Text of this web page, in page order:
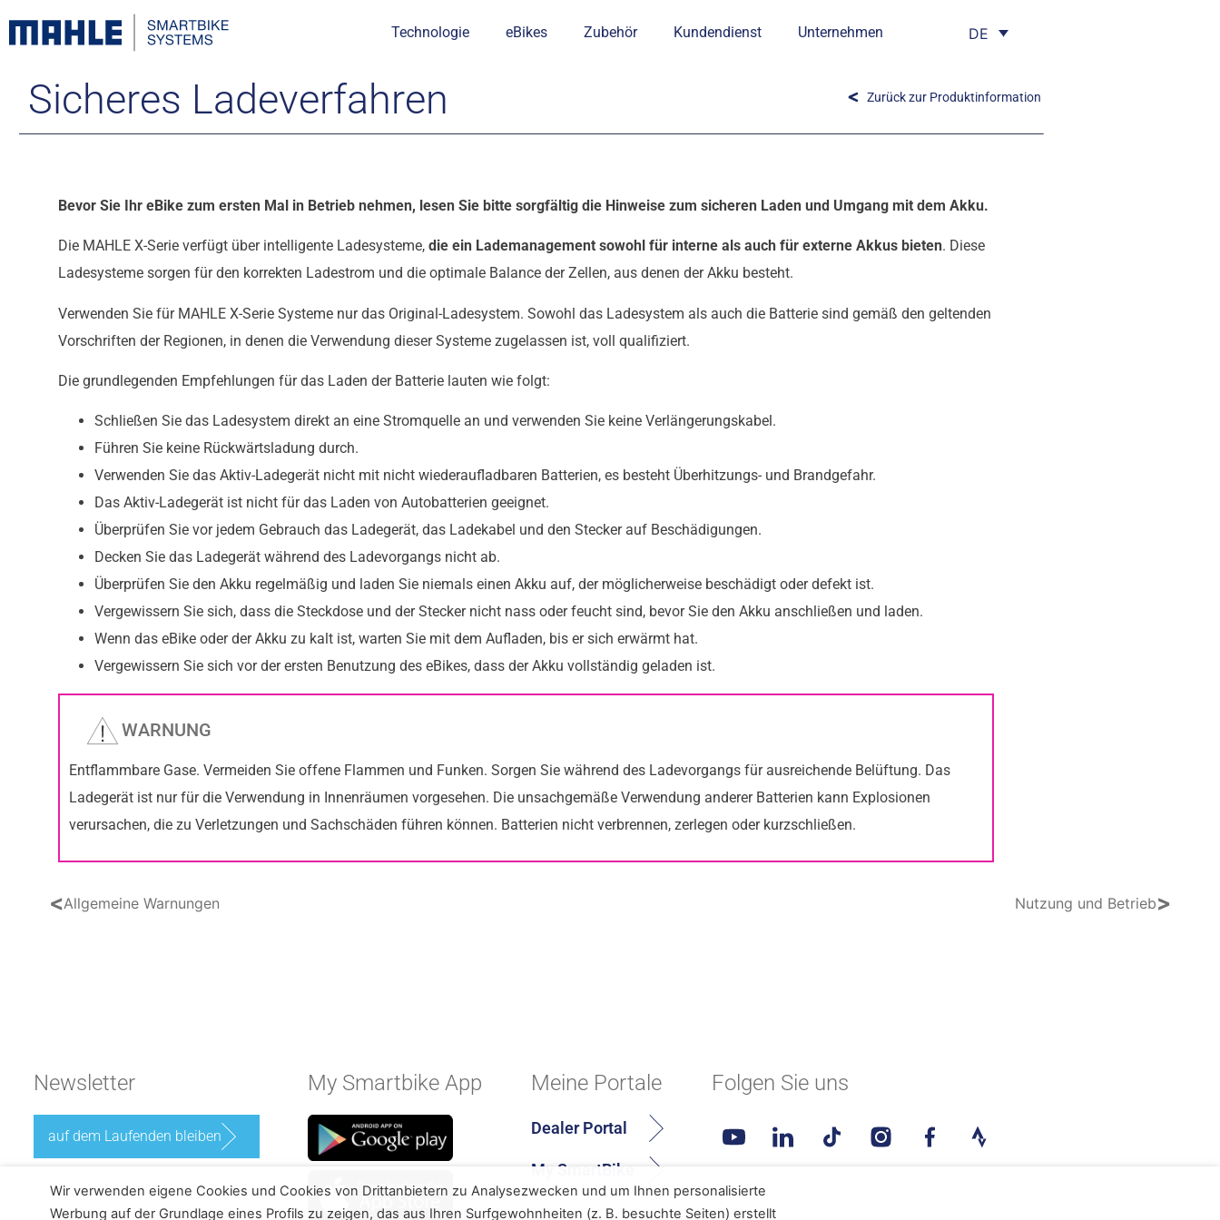
Technologie eBikes Zubehör Kundendienst Unternehmen DE
Sicheres Ladeverfahren Zurück zur Produktinformation
Bevor Sie Ihr eBike zum ersten Mal in Betrieb nehmen, lesen Sie bitte sorgfältig die Hinweise zum sicheren Laden und Umgang mit dem Akku.
Die MAHLE X-Serie verfügt über intelligente Ladesysteme,die ein Lademanagement sowohl für interne als auch für externe Akkus bieten. Diese
Ladesysteme sorgen für den korrekten Ladestrom und die optimale Balance der Zellen, aus denen der Akku besteht.
Verwenden Sie für MAHLE X-Serie Systeme nur das Original-Ladesystem. Sowohl das Ladesystem als auch die Batterie sind gemäß den geltenden
Vorschriften der Regionen, in denen die Verwendung dieser Systeme zugelassen ist, voll qualifiziert.
Die grundlegenden Empfehlungen für das Laden der Batterie lauten wie folgt:
Schließen Sie das Ladesystem direkt an eine Stromquelle an und verwenden Sie keine Verlängerungskabel.
Führen Sie keine Rückwärtsladung durch.
Verwenden Sie das Aktiv-Ladegerät nicht mit nicht wiederaufladbaren Batterien, es besteht Überhitzungs- und Brandgefahr.
Das Aktiv-Ladegerät ist nicht für das Laden von Autobatterien geeignet.
Überprüfen Sie vor jedem Gebrauch das Ladegerät, das Ladekabel und den Stecker auf Beschädigungen.
Decken Sie das Ladegerät während des Ladevorgangs nicht ab.
Überprüfen Sie den Akku regelmäßig und laden Sie niemals einen Akku auf, der möglicherweise beschädigt oder defekt ist.
Vergewissern Sie sich, dass die Steckdose und der Stecker nicht nass oder feucht sind, bevor Sie den Akku anschließen und laden.
Wenn das eBike oder der Akku zu kalt ist, warten Sie mit dem Aufladen, bis er sich erwärmt hat.
Vergewissern Sie sich vor der ersten Benutzung des eBikes, dass der Akku vollständig geladen ist.
WARNUNG
Entflammbare Gase. Vermeiden Sie offene Flammen und Funken. Sorgen Sie während des Ladevorgangs für ausreichende Belüftung. Das
Ladegerät ist nur für die Verwendung in Innenräumen vorgesehen. Die unsachgemäße Verwendung anderer Batterien kann Explosionen
verursachen, die zu Verletzungen und Sachschäden führen können. Batterien nicht verbrennen, zerlegen oder kurzschließen.
<Allgemeine Warnungen Nutzung und Betrieb>
Newsletter
auf dem Laufenden bleiben
My Smartbike App Meine Portale
Dealer Portal
My SmartBike
Folgen Sie uns
Wir verwenden eigene Cookies und Cookies von Drittanbietern zu Analysezwecken und um Ihnen personalisierte
Werbung auf der Grundlage eines Profils zu zeigen, das aus Ihren Surfgewohnheiten (z. B. besuchte Seiten) erstellt